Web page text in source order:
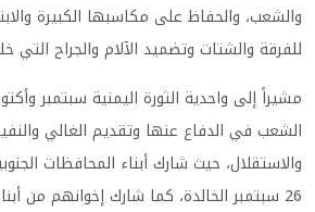
والشعب، والحفاظ على مكاسبها الكبيرة
للفرقة والشتات وتضميد الآلام والجراح التي
مشيراً إلى واحدية الثورة اليمنية سبتمبر
الشعب في الدفاع عنها وتقديم الغالي
والاستقلال، حيث شارك أبناء المحافظات
26 سبتمبر الخالدة، كما شارك إخوانهم من